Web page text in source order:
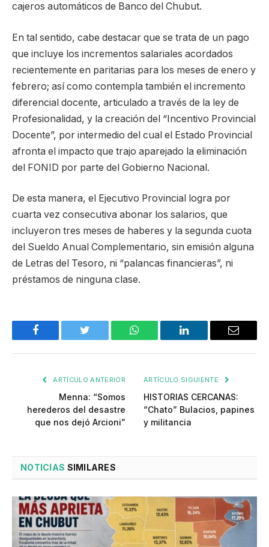
cajeros automáticos de Banco del Chubut.
En tal sentido, cabe destacar que se trata de un pago
que incluye los incrementos salariales acordados
recientemente en paritarias para los meses de enero y
febrero; así como contempla también el incremento
diferencial docente, articulado a través de la ley de
Profesionalidad, y la creación del “Incentivo Provincial
Docente”, por intermedio del cual el Estado Provincial
afronta el impacto que trajo aparejado la eliminación
del FONID por parte del Gobierno Nacional.
De esta manera, el Ejecutivo Provincial logra por
cuarta vez consecutiva abonar los salarios, que
incluyeron tres meses de haberes y la segunda cuota
del Sueldo Anual Complementario, sin emisión alguna
de Letras del Tesoro, ni “palancas financieras”, ni
préstamos de ninguna clase.
Facebook Twitter WhatsApp LinkedIn Email
ARTÍCULO ANTERIOR
Menna: “Somos
herederos del desastre
que nos dejó Arcioni”
ARTÍCULO SIGUIENTE
HISTORIAS CERCANAS:
“Chato” Bulacios, papines
y militancia
NOTICIAS SIMILARES